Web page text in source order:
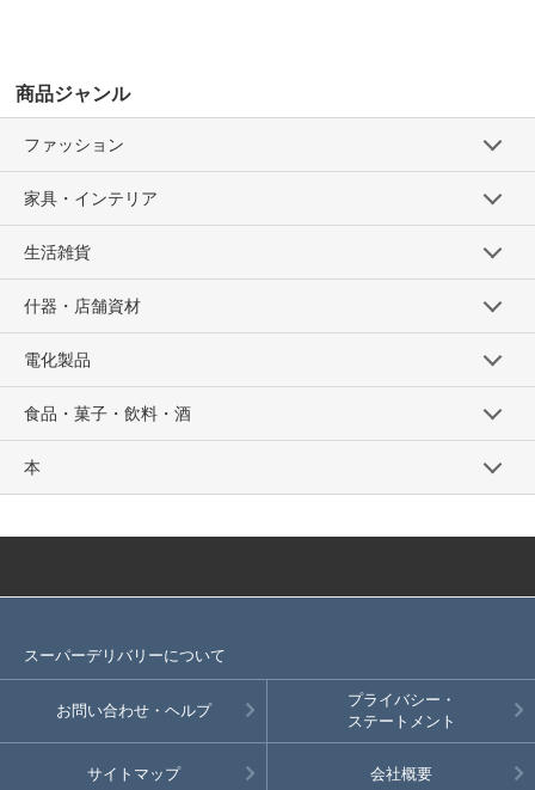
商品ジャンル
ファッション
家具・インテリア
生活雑貨
什器・店舗資材
電化製品
食品・菓子・飲料・酒
本
スーパーデリバリーについて
お問い合わせ・ヘルプ
プライバシー・
ステートメント
サイトマップ 会社概要